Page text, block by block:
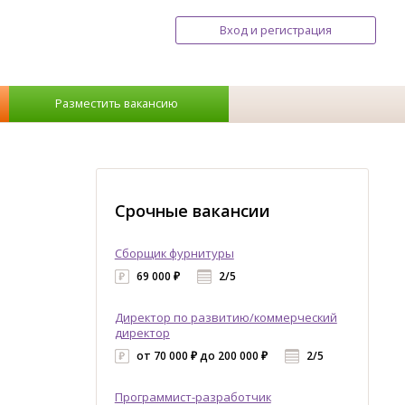
Вход и регистрация
Разместить вакансию
Срочные вакансии
Сборщик фурнитуры
69 000 ₽ 2/5
Директор по развитию/коммерческий
директор
от 70 000 ₽ до 200 000 ₽ 2/5
Программист-разработчик